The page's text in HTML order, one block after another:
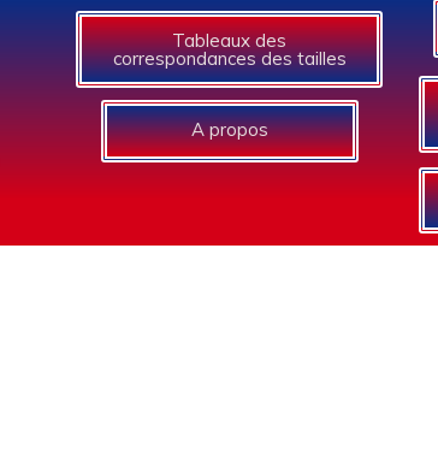
Tableaux des
correspondances des tailles
A propos